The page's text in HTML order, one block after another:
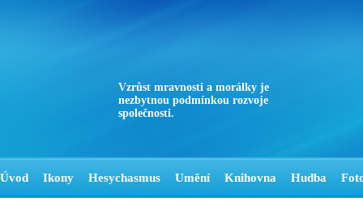
Vzrůst mravnosti a morálky je
nezbytnou podmínkou rozvoje
společnosti.
Úvod Ikony Hesychasmus Umění Knihovna Hudba